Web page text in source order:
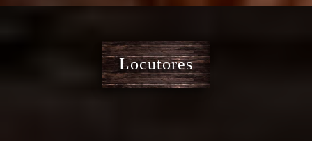
Locutores